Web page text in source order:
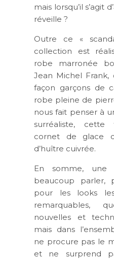
mais lorsqu’il s’agit
réveille ?
Outre ce «
collection est
robe marronée
Jean Michel Frank,
façon garçons de
robe pleine de
nous fait penser à
surréaliste,
cornet de glace
d’huître cuivrée.
En somme, une
beaucoup parler,
pour les looks
remarquables,
nouvelles et
mais dans
ne procure pas le
et ne surprend